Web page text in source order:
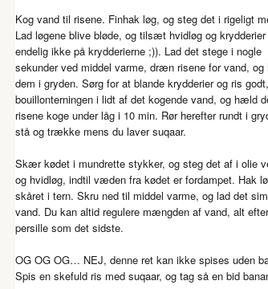
Kog vand til risene. Finhak løg, og steg det i rigeligt
Lad løgene blive bløde, og tilsæt hvidløg og krydderier
endelig ikke på krydderierne ;)). Lad det stege i nogle
sekunder ved middel varme, dræn risene for vand,
dem i gryden. Sørg for at blande krydderier og ris
bouillonterningen i lidt af det kogende vand, og hæld
risene koge under låg i 10 min. Rør herefter rundt i
stå og trække mens du laver suqaar.
Skær kødet i mundrette stykker, og steg det af i olie
og hvidløg, indtil væden fra kødet er fordampet. Hak
skåret i tern. Skru ned til middel varme, og lad det
vand. Du kan altid regulere mængden af vand, alt
persille som det sidste.
OG OG OG… NEJ, denne ret kan ikke spises uden
Spis en skefuld ris med suqaar, og tag så en bid